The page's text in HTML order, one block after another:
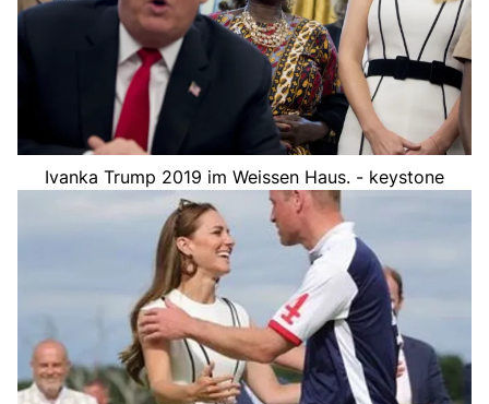
Ivanka Trump 2019 im Weissen Haus. - keystone